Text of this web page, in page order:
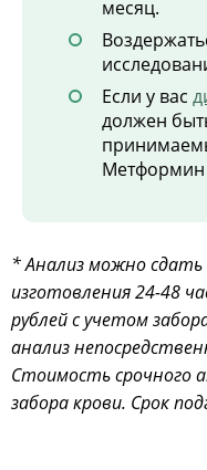
месяц.
Если у вас
должен
* Анализ можно сдать
изготовления 24-48
рублей с учетом
анализ
Стоимость срочного
забора крови. Срок